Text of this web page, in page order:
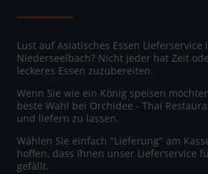
Lust auf Asiatisches Essen
Niederseelbach? Nicht jeder hat Zeit
leckeres Essen zuzubereiten.
Wenn Sie wie ein König speisen
beste Wahl bei Orchidee - Thai
und liefern zu lassen.
Wählen Sie einfach "Lieferung" am
hoffen, dass Ihnen unser Lieferservice
gefällt.